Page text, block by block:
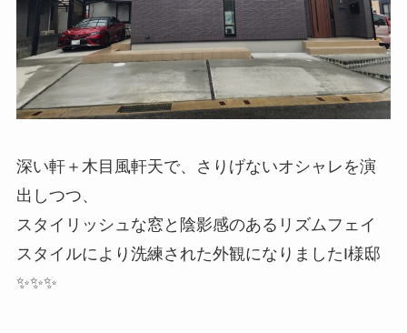
深い軒＋木目風軒天で、さりげないオシャレを演
出しつつ、
スタイリッシュな窓と陰影感のあるリズムフェイ
スタイルにより洗練された外観になりましたI様邸
✨✨✨